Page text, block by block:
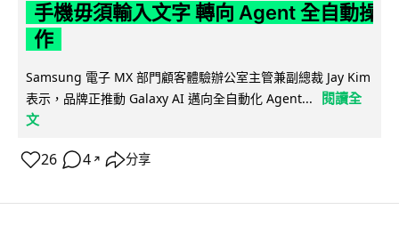
手機毋須輸入文字 轉向 Agent 全自動操
作
Samsung 電子 MX 部門顧客體驗辦公室主管兼副總裁 Jay Kim
表示，品牌正推動 Galaxy AI 邁向全自動化 Agent...
閱讀全
文
26 4 ↗ 分享